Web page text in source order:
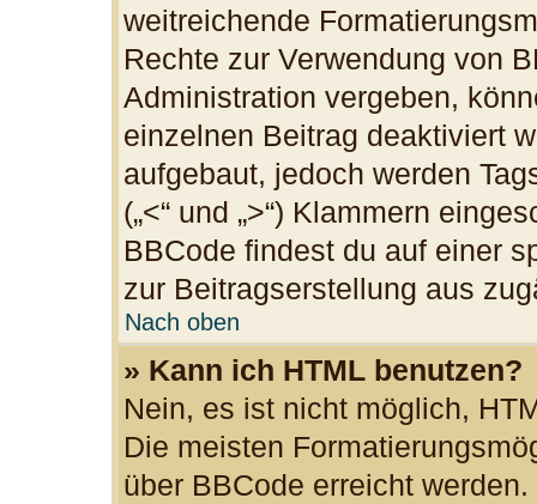
weitreichende
Rechte zur Verwendung von
Administration vergeben,
einzelnen Beitrag deaktiviert
aufgebaut, jedoch werden
(„<“ und „>“) Klammern
BBCode findest du auf einer
zur Beitragserstellung aus
Nach oben
» Kann ich HTML benutzen?
Nein, es ist nicht möglich,
Die meisten
über BBCode erreicht werden.